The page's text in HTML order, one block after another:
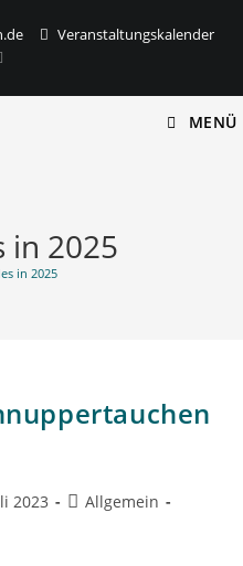
Veranstaltungskalender
MENÜ
in 2025
in 2025
2023
Allgemein